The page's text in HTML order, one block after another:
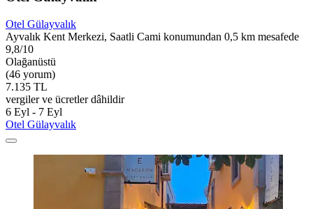
Otel Gülayvalık
Ayvalık Kent Merkezi, Saatli Cami konumundan 0,5 km mesafede
9,8/10
Olağanüstü
(46 yorum)
7.135 TL
vergiler ve ücretler dâhildir
6 Eyl - 7 Eyl
Otel Gülayvalık